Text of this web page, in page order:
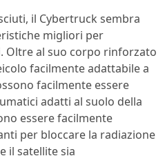
il Cybertruck sembra
migliori per
Oltre al suo corpo rinforzato
facilmente adattabile a
facilmente essere
adatti al suolo della
essere facilmente
per bloccare la radiazione
il satellite sia